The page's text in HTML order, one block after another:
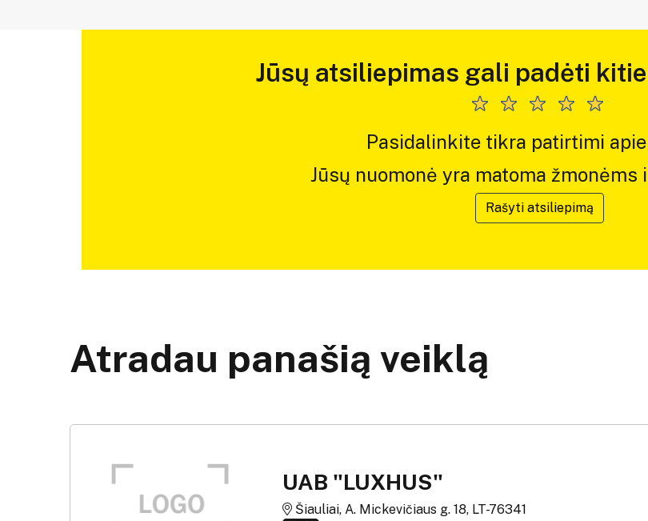
Jūsų atsiliepimas gali padėti
Pasidalinkite tikra patirtimi
Jūsų nuomonė yra matoma žmonėms
Rašyti atsiliepimą
Atradau panašią veiklą
UAB "LUXHUS"
Šiauliai, A. Mickevičiaus g. 18, LT-76341